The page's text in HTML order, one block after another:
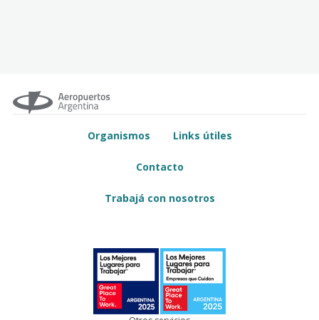
Organismos Links útiles
Contacto
Trabajá con nosotros